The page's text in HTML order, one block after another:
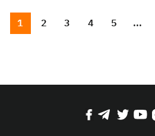
1 2 3 4 5 ...